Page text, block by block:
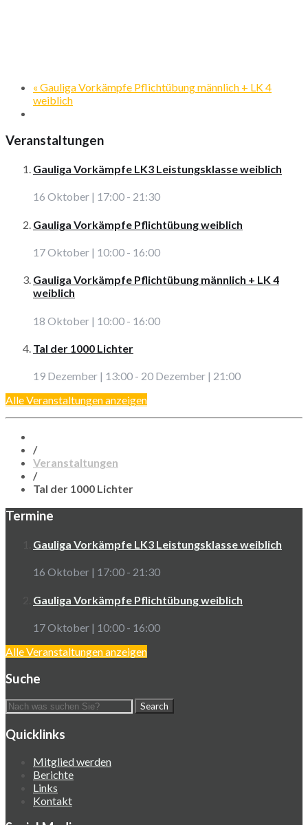
« Gauliga Vorkämpfe Pflichtübung männlich + LK 4
weiblich
Veranstaltungen
Gauliga Vorkämpfe LK3 Leistungsklasse weiblich
16 Oktober | 17:00 - 21:30
Gauliga Vorkämpfe Pflichtübung weiblich
17 Oktober | 10:00 - 16:00
Gauliga Vorkämpfe Pflichtübung männlich + LK 4
weiblich
18 Oktober | 10:00 - 16:00
Tal der 1000 Lichter
19 Dezember | 13:00 - 20 Dezember | 21:00
Alle Veranstaltungen anzeigen
/
Veranstaltungen
/
Tal der 1000 Lichter
Termine
Gauliga Vorkämpfe LK3 Leistungsklasse weiblich
16 Oktober | 17:00 - 21:30
Gauliga Vorkämpfe Pflichtübung weiblich
17 Oktober | 10:00 - 16:00
Alle Veranstaltungen anzeigen
Suche
Quicklinks
Mitglied werden
Berichte
Links
Kontakt